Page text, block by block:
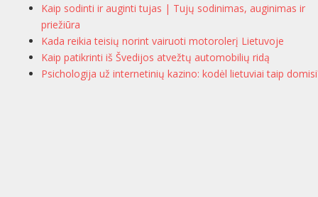
Kaip sodinti ir auginti tujas | Tujų sodinimas, auginimas ir
priežiūra
Kada reikia teisių norint vairuoti motorolerį Lietuvoje
Kaip patikrinti iš Švedijos atvežtų automobilių ridą
Psichologija už internetinių kazino: kodėl lietuviai taip